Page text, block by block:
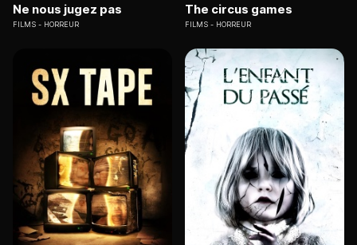
Ne nous jugez pas
FILMS HORREUR
The circus games
FILMS HORREUR